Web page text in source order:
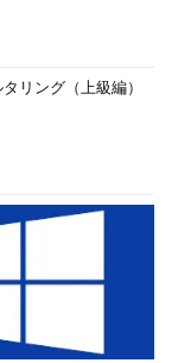
リング（上級編）